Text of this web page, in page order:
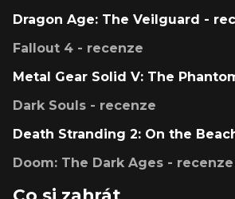
Dragon Age: The Veilguard -
Fallout 4 - recenze
Metal Gear Solid V: The
Dark Souls - recenze
Death Stranding 2: On the
Doom: The Dark Ages - recenze